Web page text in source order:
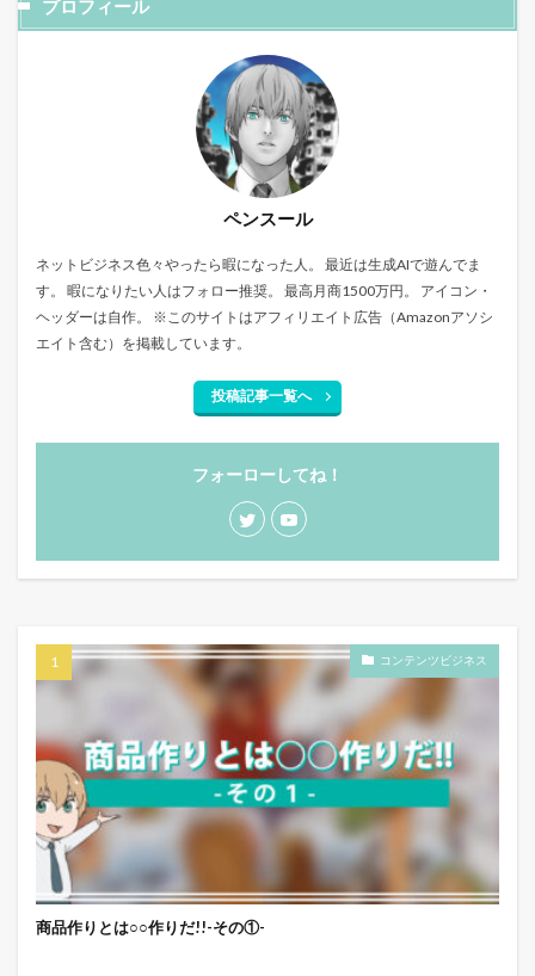
プロフィール
ペンスール
ネットビジネス色々やったら暇になった人。 最近は生成AIで遊んでま
す。 暇になりたい人はフォロー推奨。 最高月商1500万円。 アイコン・
ヘッダーは自作。 ※このサイトはアフィリエイト広告（Amazonアソシ
エイト含む）を掲載しています。
投稿記事一覧へ
フォーローしてね！
コンテンツビジネス
商品作りとは○○作りだ!!-その①-